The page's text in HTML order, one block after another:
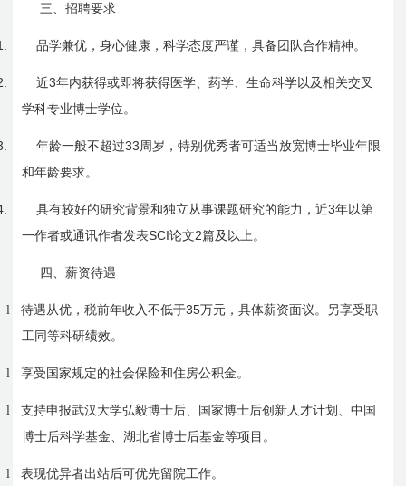
三、招聘要求
品学兼优，身心健康，科学态度严谨，具备团队合作精神。
近3年内获得或即将获得医学、药学、生命科学以及相关交叉
学科专业博士学位。
年龄一般不超过33 周岁，特别优秀者可适当放宽博士毕业年限
和年龄要求。
具有较好的研究背景和独立从事课题研究的能力，近3年以第
一作者或通讯作者发表SCI论文2篇及以上。
四、薪资待遇
l 待遇从优，税前年收入不低于35万元，具体薪资面议。另享受职
工同等科研绩效。
l 享受国家规定的社会保险和住房公积金。
l
支持申报武汉大学弘毅博士后、国家博士后创新人才计划、中国
博士后科学基金、湖北省博士后基金等项目。
l 表现优异者出站后可优先留院工作。